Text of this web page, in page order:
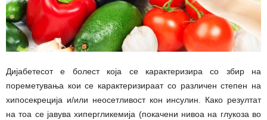
Дијабетесот е болест која се карактеризира со збир на
пореметувања кои се карактеризираат со различен степен на
хипосекреција и/или неосетливост кон инсулин. Како резултат
на тоа се јавува хипергликемија (покачени нивоа на глукоза во